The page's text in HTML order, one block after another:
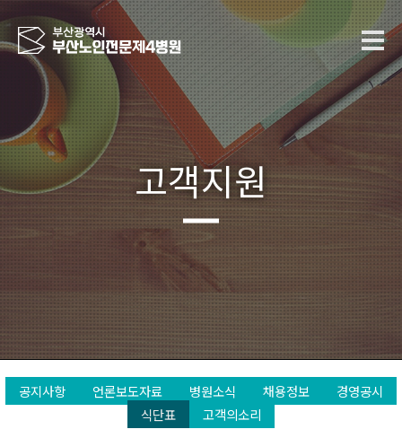
고객지원
공지사항 언론보도자료 병원소식 채용정보
경영공시
식단표
고객의소리